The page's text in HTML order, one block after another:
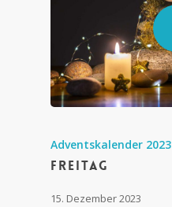
Adventskalender 2023
Freitag
15. Dezember 2023